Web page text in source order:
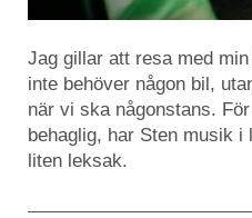
Jag gillar att resa med
inte behöver någon bil,
när vi ska någonstans.
behaglig, har Sten musik i
liten leksak.